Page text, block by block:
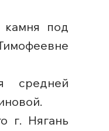
камня под
средней
г. Нягань